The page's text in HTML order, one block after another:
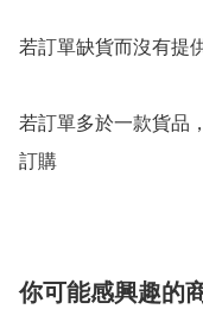
若訂單缺貨而沒有提
若訂單多於一款貨品
你可能感興趣的